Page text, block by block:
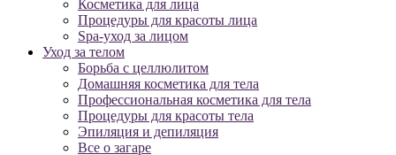
Косметика для лица
Процедуры для красоты лица
Spa-уход за лицом
Уход за телом
Борьба с целлюлитом
Домашняя косметика для тела
Профессиональная косметика для тела
Процедуры для красоты тела
Эпиляция и депиляция
Все о загаре